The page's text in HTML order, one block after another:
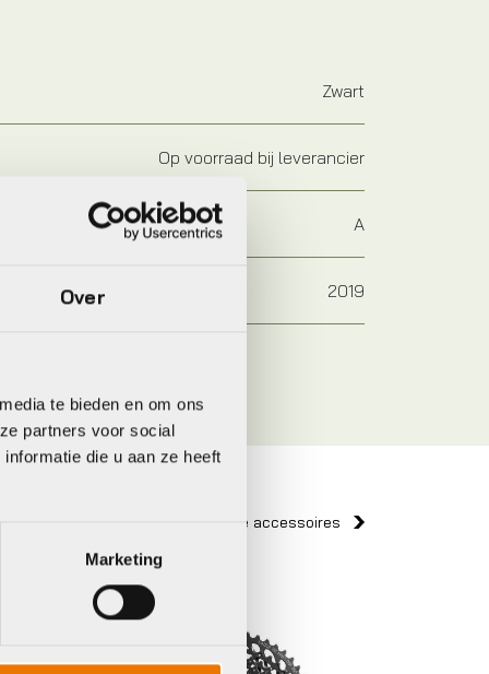
Over
te bieden en om ons
partners voor social
die u aan ze heeft
Marketing
Zwart
Op voorraad bij leverancier
A
2019
Bekijk alle accessoires